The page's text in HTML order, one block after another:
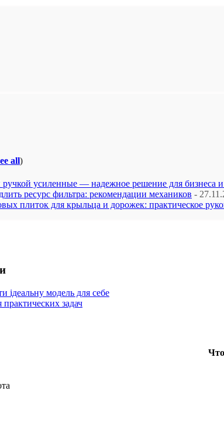
all)
усиленные — надежное решение для бизнеса
ресурс фильтра: рекомендации механиков -
плиток для крыльца и дорожек: практическое
ідеальну модель для себе
задач